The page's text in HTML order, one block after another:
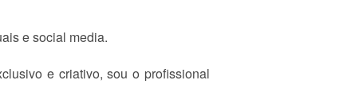
e social media.
e criativo, sou o profissional